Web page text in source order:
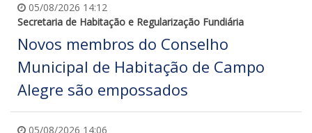
05/08/2026 14:12
Secretaria de Habitação e Regularização Fundiária
Novos membros do Conselho
Municipal de Habitação de Campo
Alegre são empossados
05/08/2026 14:06